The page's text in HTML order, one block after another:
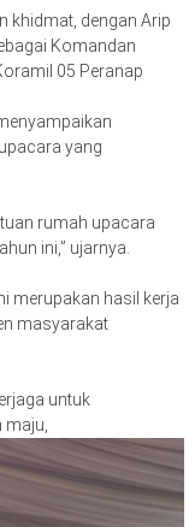
khidmat, dengan Arip
Komandan
05 Peranap
yang
rumah upacara
ini,” ujarnya.
merupakan hasil kerja
masyarakat
untuk
maju,